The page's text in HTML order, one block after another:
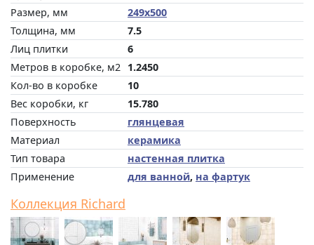
Размер, мм
249x500
Толщина, мм
7.5
Лиц плитки
6
Метров в коробке, м2 1.2450
Кол-во в коробке
10
Вес коробки, кг
15.780
Поверхность
глянцевая
Материал
керамика
Тип товара
настенная плитка
Применение
для ванной, на фартук
Коллекция Richard